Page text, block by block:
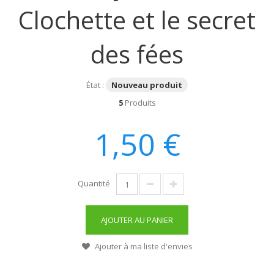
Clochette et le secret
des fées
État :
Nouveau produit
5 Produits
1,50 €
Quantité
AJOUTER AU PANIER
Ajouter à ma liste d'envies